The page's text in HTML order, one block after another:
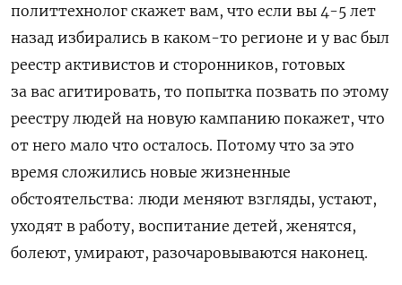
политтехнолог скажет вам, что если вы 4-5 лет
назад избирались в каком-то регионе и у вас был
реестр активистов и сторонников, готовых
за вас агитировать, то попытка позвать по этому
реестру людей на новую кампанию покажет, что
от него мало что осталось. Потому что за это
время сложились новые жизненные
обстоятельства: люди меняют взгляды, устают,
уходят в работу, воспитание детей, женятся,
болеют, умирают, разочаровываются наконец.